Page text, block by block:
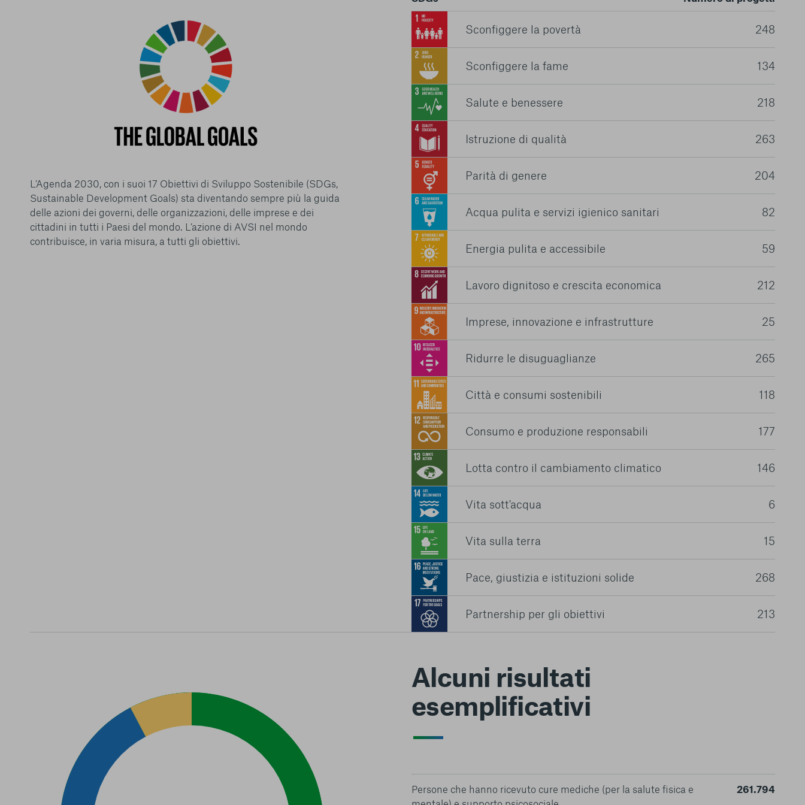
Piattaforma e il suo funzionamento. Premendo “Conferma le mie scelte”, la
selezione relativa ai cookie effettuata verrà salvata. Se non è stata selezionata
alcuna opzione, premere questo pulsante equivarrà a rifiutare tutti i cookie. Per
ulteriori informazioni, è possibile consultare la nostra
Conferma le mie scelte Consenti tutti
L’Agenda 2030, con i suoi 17 Obiettivi di Sviluppo Sostenibile (SDGs,
Sustainable Development Goals) sta diventando sempre più la guida
delle azioni dei governi, delle organizzazioni, delle imprese e dei
cittadini in tutti i Paesi del mondo. L’azione di AVSI nel mondo
contribuisce, in varia misura, a tutti gli obiettivi.
Sconfiggere la povertà 248
Sconfiggere la fame 134
Salute e benessere 218
Istruzione di qualità 263
Parità di genere 204
Acqua pulita e servizi igienico sanitari 82
Energia pulita e accessibile 59
Lavoro dignitoso e crescita economica 212
Imprese, innovazione e infrastrutture 25
Ridurre le disuguaglianze 265
Città e consumi sostenibili 118
Consumo e produzione responsabili 177
Lotta contro il cambiamento climatico 146
Vita sott'acqua 6
Vita sulla terra 15
Pace, giustizia e istituzioni solide 268
Partnership per gli obiettivi 213
Alcuni risultati
esemplificativi
Persone che hanno ricevuto cure mediche (per la salute fisica e
261.794